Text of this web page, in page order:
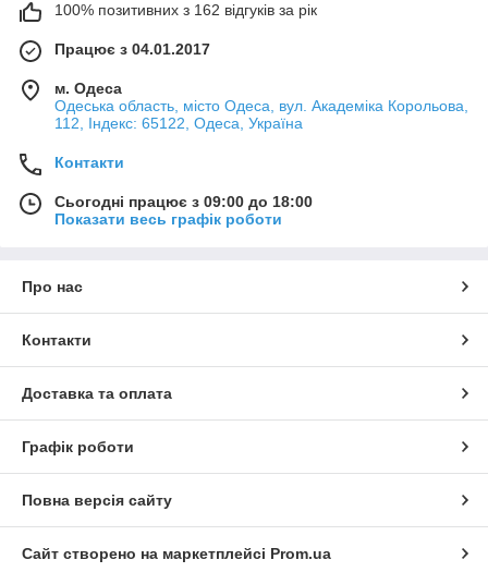
100% позитивних з 162 відгуків за рік
Працює з 04.01.2017
м. Одеса
Одеська область, місто Одеса, вул. Академіка Корольова,
112, Індекс: 65122, Одеса, Україна
Контакти
Сьогодні працює з 09:00 до 18:00
Показати весь графік роботи
Про нас
Контакти
Доставка та оплата
Графік роботи
Повна версія сайту
Сайт створено на маркетплейсі Prom.ua